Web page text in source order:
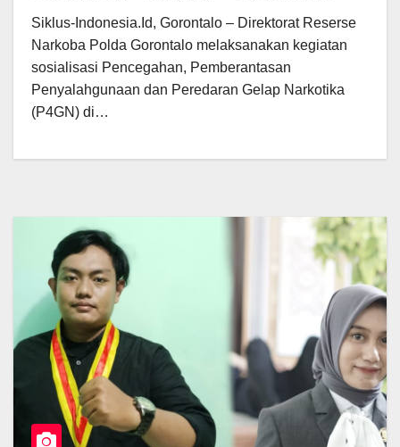
Siklus-Indonesia.Id, Gorontalo – Direktorat Reserse
Narkoba Polda Gorontalo melaksanakan kegiatan
sosialisasi Pencegahan, Pemberantasan
Penyalahgunaan dan Peredaran Gelap Narkotika
(P4GN) di…